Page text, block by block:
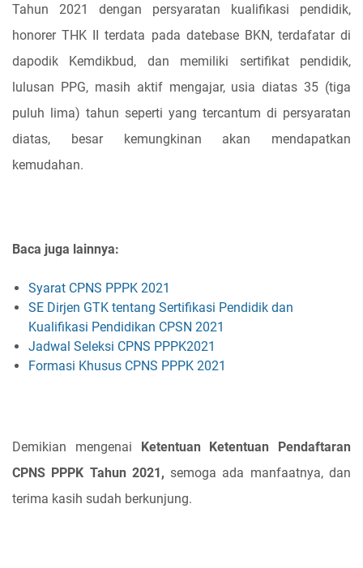
Tahun 2021 dengan persyaratan kualifikasi pendidik,
honorer THK II terdata pada datebase BKN, terdafatar di
dapodik Kemdikbud, dan memiliki sertifikat pendidik,
lulusan PPG, masih aktif mengajar, usia diatas 35 (tiga
puluh lima) tahun seperti yang tercantum di persyaratan
diatas, besar kemungkinan akan mendapatkan
kemudahan.
Baca juga lainnya:
Syarat CPNS PPPK 2021
SE Dirjen GTK tentang Sertifikasi Pendidik dan
Kualifikasi Pendidikan CPSN 2021
Jadwal Seleksi CPNS PPPK2021
Formasi Khusus CPNS PPPK 2021
Demikian mengenai Ketentuan Ketentuan Pendaftaran
CPNS PPPK Tahun 2021, semoga ada manfaatnya, dan
terima kasih sudah berkunjung.